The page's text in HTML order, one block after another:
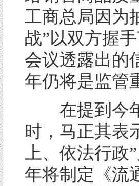
工商总局因为
战”以双方握
会议透露出的
年仍将是监管
在提到今年
时，马正其表
上、依法行
年将制定《流